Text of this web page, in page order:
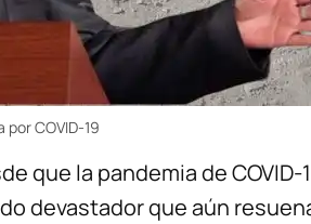
COVID-19
que la pandemia de COVID-
devastador que aún